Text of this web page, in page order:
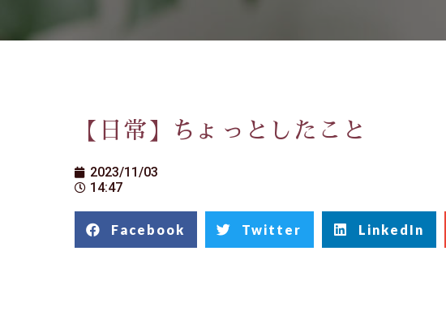
【日常】ちょっとしたこと
2023/11/03
14:47
Facebook Twitter LinkedIn